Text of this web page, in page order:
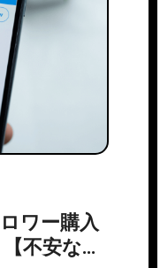
ワー購入
不安な方